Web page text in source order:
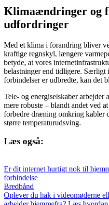
Klimaændringer og
udfordringer
Med et klima i forandring bliver
kraftige regnskyl, længere
betyde, at vores
belastninger end tidligere. Særligt
forbindelser er udbredte, kan det
Tele- og energiselskaber arbejder
mere robuste – blandt andet ved
forbedre dræning omkring kabler
større temperaturudsving.
Læs også:
Er dit internet hurtigt nok til
forbindelse
Bredbånd
Oplever du hak i videomøderne